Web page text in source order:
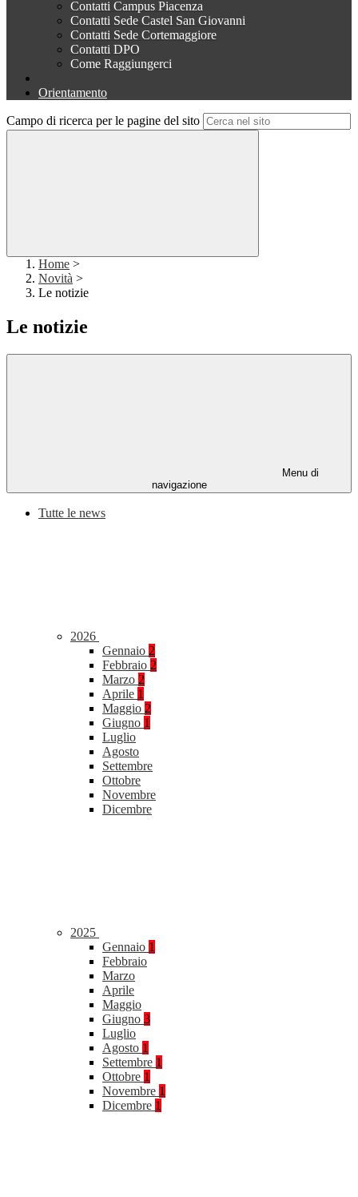
Contatti Campus Piacenza
Contatti Sede Castel San Giovanni
Contatti Sede Cortemaggiore
Contatti DPO
Come Raggiungerci
Orientamento
Campo di ricerca per le pagine del sito
Home >
Novità >
Le notizie
Le notizie
Menu di
navigazione
Tutte le news
2026
Gennaio 2
Febbraio 2
Marzo 2
Aprile 1
Maggio 2
Giugno 1
Luglio
Agosto
Settembre
Ottobre
Novembre
Dicembre
2025
Gennaio 1
Febbraio
Marzo
Aprile
Maggio
Giugno 3
Luglio
Agosto 1
Settembre 1
Ottobre 1
Novembre 1
Dicembre 1